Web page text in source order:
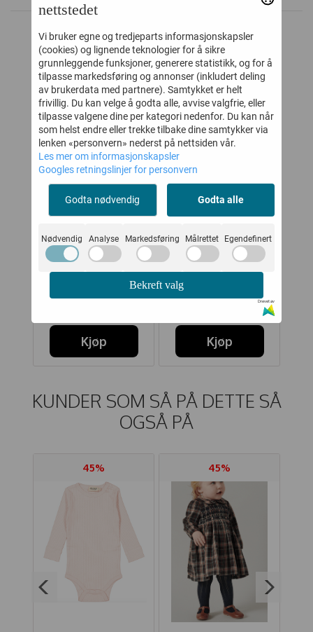
ALTERNATIVE PRODUKTER
45%
MARMAR KJOLE
DALINA DUSTY
MAUVE
Kjøp
20%
MARMAR
SPARKEDRESS
RULO TRAINS
Kjøp
KUNDER SOM SÅ PÅ DETTE SÅ
OGSÅ PÅ
45% 45%
nettstedet
Vi bruker egne og tredjeparts informasjonskapsler
(cookies) og lignende teknologier for å sikre
grunnleggende funksjoner, generere statistikk, og for å
tilpasse markedsføring og annonser (inkludert deling
av brukerdata med partnere). Samtykket er helt
frivillig. Du kan velge å godta alle, avvise valgfrie, eller
tilpasse valgene dine per kategori nedenfor. Du kan når
som helst endre eller trekke tilbake dine samtykker via
lenken «personvern» nederst på nettsiden vår.
Les mer om informasjonskapsler
Googles retningslinjer for personvern
Godta nødvendig Godta alle
Nødvendig Analyse Markedsføring Målrettet Egendefinert
Bekreft valg
Drevet av